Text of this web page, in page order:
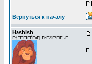
Вернуться к началу
Hashish
Г†ГЁГІГҐГ«Гј ГґГ®Г°ГіГ¬Г